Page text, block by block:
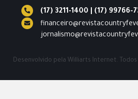
(17) 3211-1400
(17) 99766-
Desenvolvido pela Williarts Internet.